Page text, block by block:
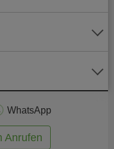
WhatsApp
Anrufen